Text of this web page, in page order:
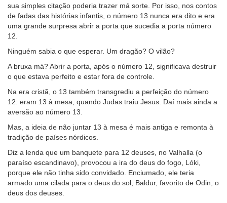
sua simples citação poderia trazer má sorte. Por isso, nos contos
de fadas das histórias infantis, o número 13 nunca era dito e era
uma grande surpresa abrir a porta que sucedia a porta número
12.
Ninguém sabia o que esperar. Um dragão? O vilão?
A bruxa má? Abrir a porta, após o número 12, significava destruir
o que estava perfeito e estar fora de controle.
Na era cristã, o 13 também transgrediu a perfeição do número
12: eram 13 à mesa, quando Judas traiu Jesus. Daí mais ainda a
aversão ao número 13.
Mas, a ideia de não juntar 13 à mesa é mais antiga e remonta à
tradição de países nórdicos.
Diz a lenda que um banquete para 12 deuses, no Valhalla (o
paraíso escandinavo), provocou a ira do deus do fogo, Lóki,
porque ele não tinha sido convidado. Enciumado, ele teria
armado uma cilada para o deus do sol, Baldur, favorito de Odin, o
deus dos deuses.